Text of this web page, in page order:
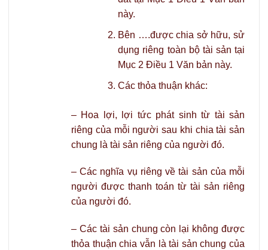
này.
Bên ….được chia sở hữu, sử
dụng riêng toàn bộ tài sản tại
Mục 2 Điều 1 Văn bản này.
Các thỏa thuận khác:
– Hoa lợi, lợi tức phát sinh từ tài sản
riêng của mỗi người sau khi chia tài sản
chung là tài sản riêng của người đó.
– Các nghĩa vụ riêng về tài sản của mỗi
người được thanh toán từ tài sản riêng
của người đó.
– Các tài sản chung còn lại không được
thỏa thuận chia vẫn là tài sản chung của